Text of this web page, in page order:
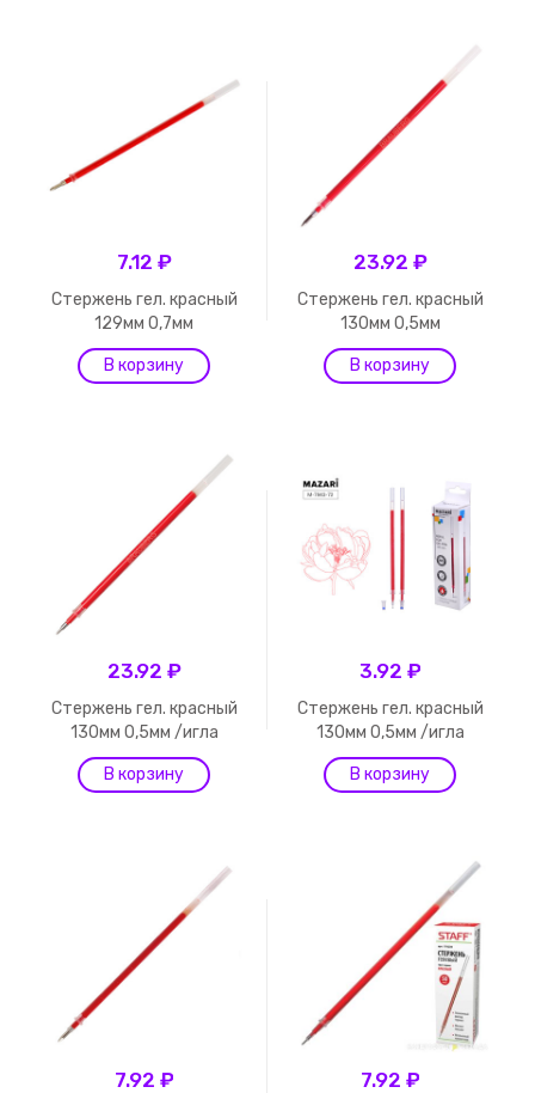
7.12 ₽
Стержень гел. красный
129мм 0,7мм
23.92 ₽
Стержень гел. красный
130мм 0,5мм
23.92 ₽
Стержень гел. красный
130мм 0,5мм /игла
3.92 ₽
Стержень гел. красный
130мм 0,5мм /игла
7.92 ₽ 7.92 ₽